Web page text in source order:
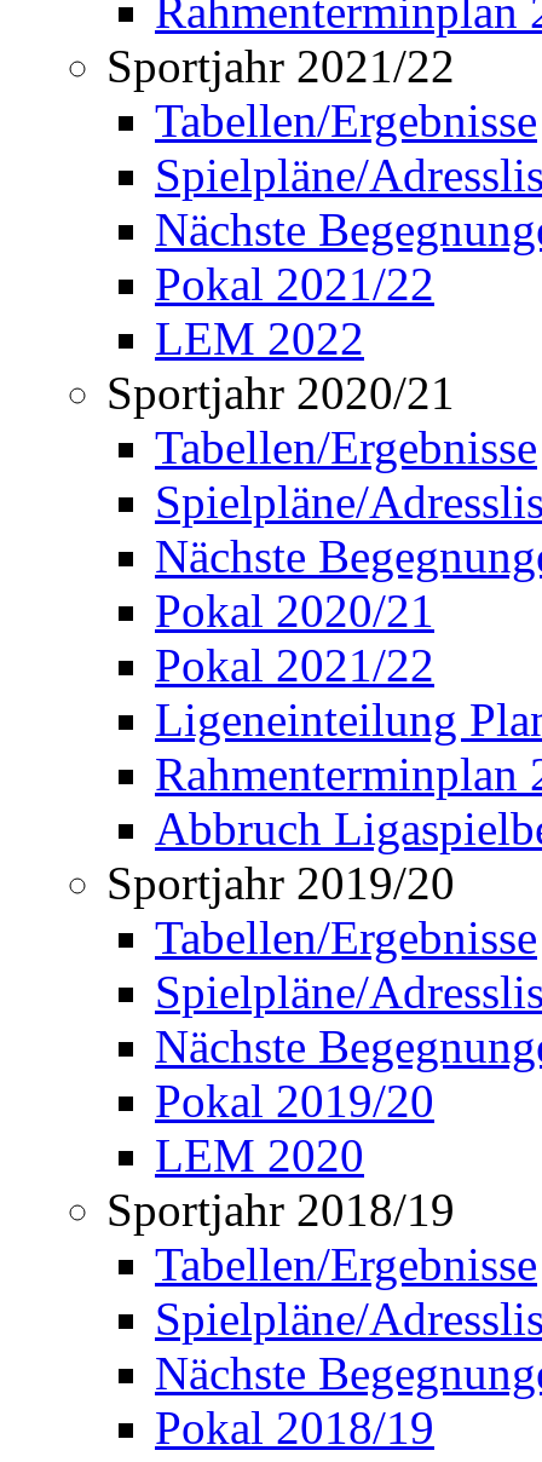
Rahmenterminplan
Sportjahr 2021/22
Tabellen/Ergebnisse
Spielpläne/
Nächste
Pokal 2021/22
LEM 2022
Sportjahr 2020/21
Tabellen/Ergebnisse
Spielpläne/
Nächste
Pokal 2020/21
Pokal 2021/22
Ligeneinteilung
Rahmenterminplan
Abbruch
Sportjahr 2019/20
Tabellen/Ergebnisse
Spielpläne/
Nächste
Pokal 2019/20
LEM 2020
Sportjahr 2018/19
Tabellen/Ergebnisse
Spielpläne/
Nächste
Pokal 2018/19